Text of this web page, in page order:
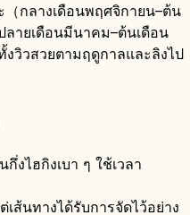
กลางเดือนพฤศจิกายน–ต้น
ายเดือนมีนาคม–ต้นเดือน
วิวสวยตามฤดูกาลและลิงไป
งไฮกิงเบา ๆ ใช้เวลา
ส้นทางได้รับการจัดไว้อย่าง